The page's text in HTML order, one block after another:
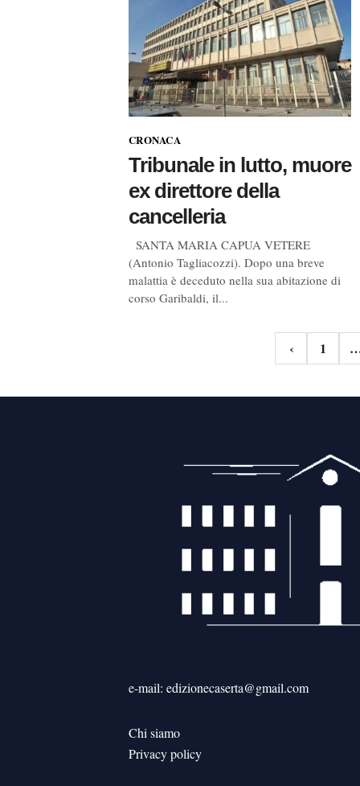
CRONACA
Tribunale in lutto, muore
ex direttore della
cancelleria
SANTA MARIA CAPUA VETERE
(Antonio Tagliacozzi). Dopo una breve
malattia è deceduto nella sua abitazione di
corso Garibaldi, il...
Navigazione
articoli
‹ 1
e-mail: edizionecaserta@gmail.com
Chi siamo
Privacy policy